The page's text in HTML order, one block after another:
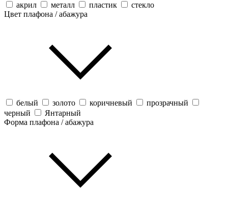
акрил металл пластик
стекло
Цвет плафона / абажура
белый золото коричневый
прозрачный
черный
Янтарный
Форма плафона / абажура